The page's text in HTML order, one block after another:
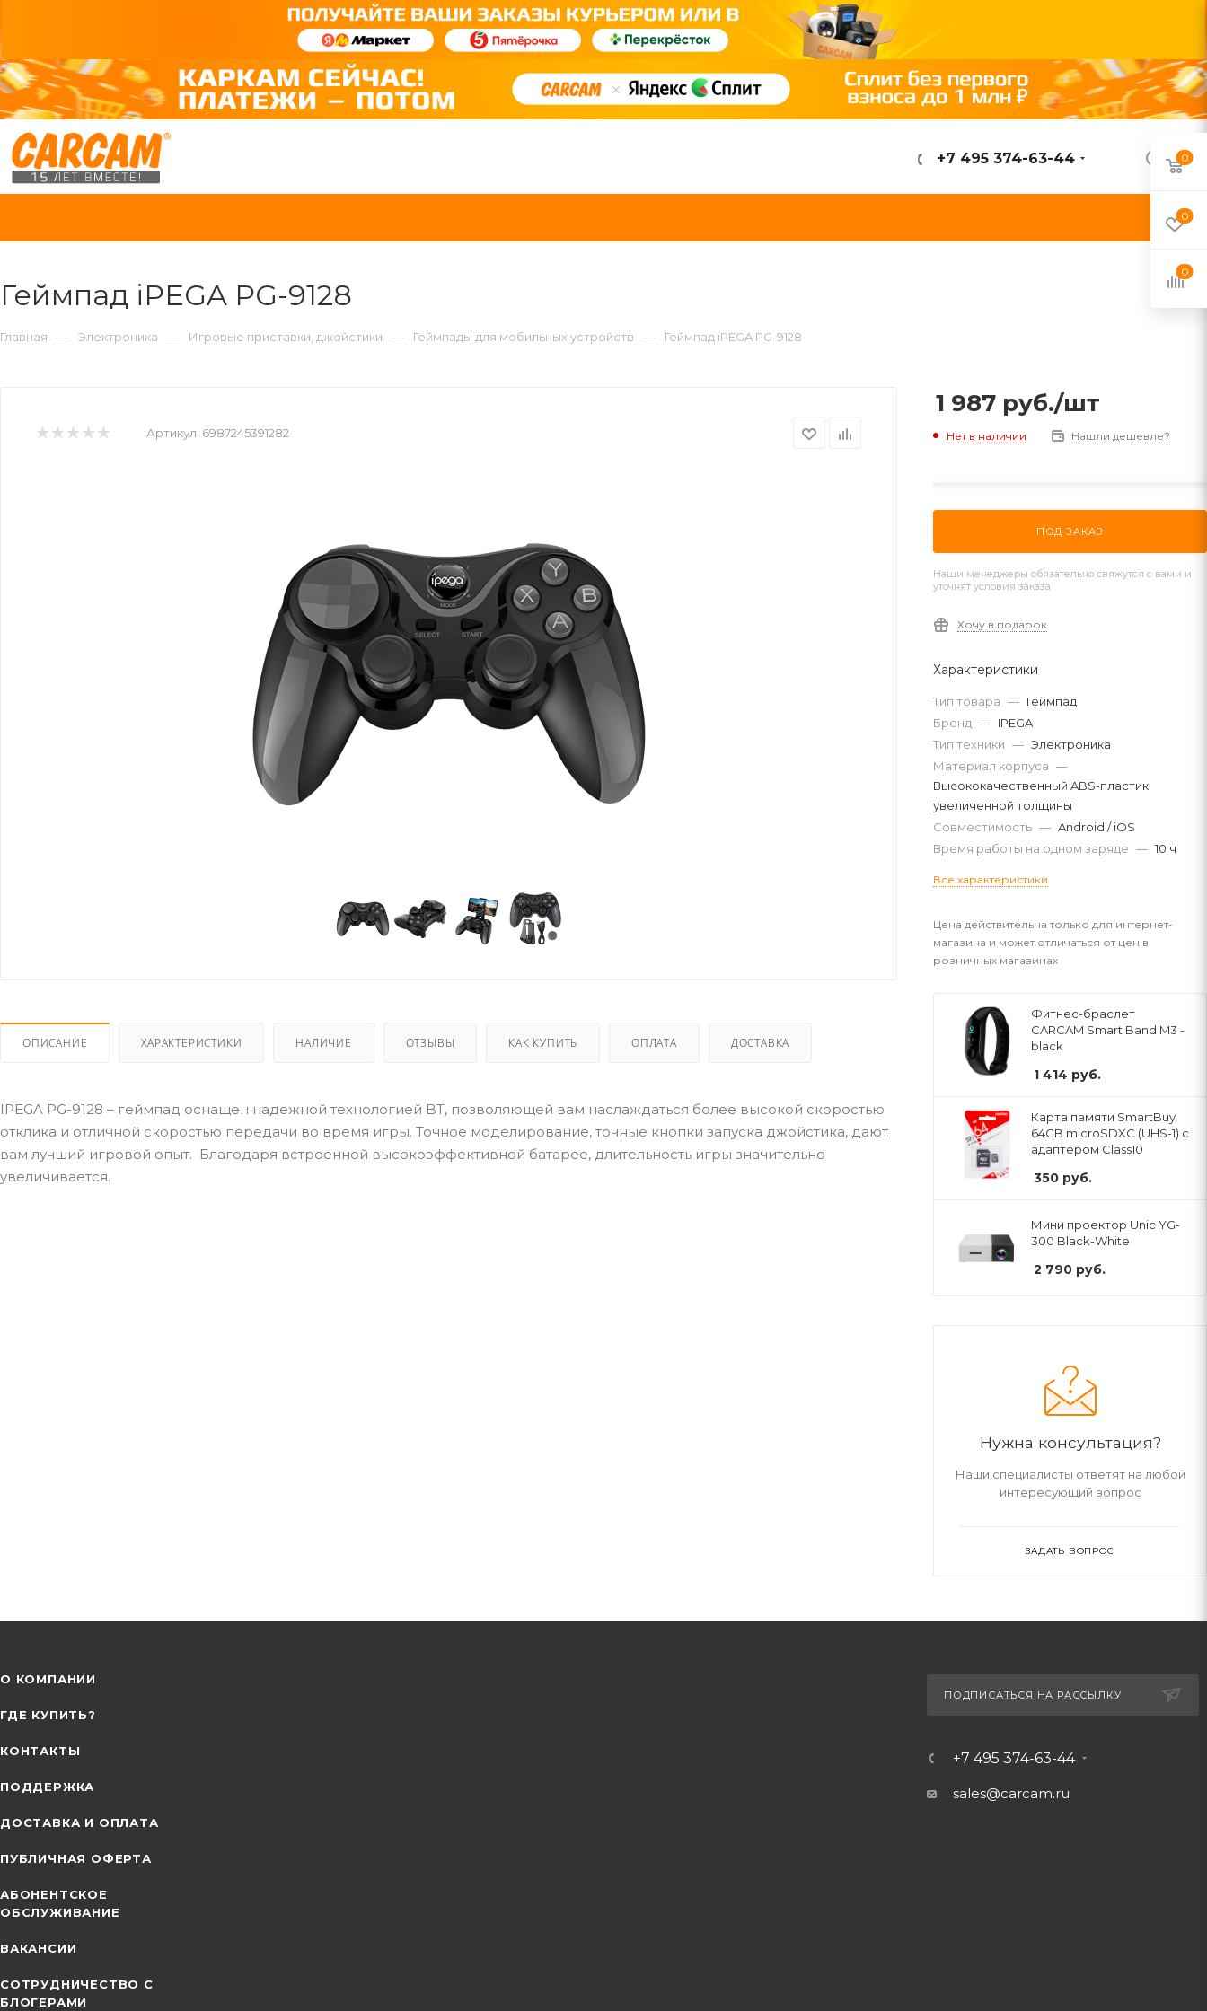
ВОЙТИ
+7 495 374-63-44
Геймпад iPEGA PG-9128
Главная — Электроника — Игровые приставки, джойстики — Геймпады для мобильных устройств — Геймпад iPEGA PG-9128
Артикул: 6987245391282
ОПИСАНИЕ ХАРАКТЕРИСТИКИ НАЛИЧИЕ ОТЗЫВЫ КАК КУПИТЬ ОПЛАТА ДОСТАВКА
IPEGA PG-9128 – геймпад оснащен надежной технологией BT, позволяющей вам наслаждаться более высокой скоростью
отклика и отличной скоростью передачи во время игры. Точное моделирование, точные кнопки запуска джойстика, дают
вам лучший игровой опыт. Благодаря встроенной высокоэффективной батарее, длительность игры значительно
увеличивается.
1 987 руб./шт
Нет в наличии Нашли дешевле?
ПОД ЗАКАЗ
Наши менеджеры обязательно свяжутся с вами и
уточнят условия заказа
Хочу в подарок
Характеристики
Тип товара — Геймпад
Бренд — IPEGA
Тип техники — Электроника
Материал корпуса —
Высококачественный ABS-пластик
увеличенной толщины
Совместимость — Android / iOS
Время работы на одном заряде — 10 ч
Все характеристики
Цена действительна только для интернет-
магазина и может отличаться от цен в
розничных магазинах
Фитнес-браслет
CARCAM Smart Band M3 -
black
1 414 руб.
Карта памяти SmartBuy
64GB microSDXC (UHS-1) с
адаптером Class10
350 руб.
Мини проектор Unic YG-
300 Black-White
2 790 руб.
Нужна консультация?
Наши специалисты ответят на любой
интересующий вопрос
ЗАДАТЬ ВОПРОС
О КОМПАНИИ
ГДЕ КУПИТЬ?
КОНТАКТЫ
ПОДДЕРЖКА
ДОСТАВКА И ОПЛАТА
ПУБЛИЧНАЯ ОФЕРТА
АБОНЕНТСКОЕ
ОБСЛУЖИВАНИЕ
ВАКАНСИИ
СОТРУДНИЧЕСТВО С
БЛОГЕРАМИ
ПОДПИСАТЬСЯ НА РАССЫЛКУ
+7 495 374-63-44
sales@carcam.ru
0
0
0